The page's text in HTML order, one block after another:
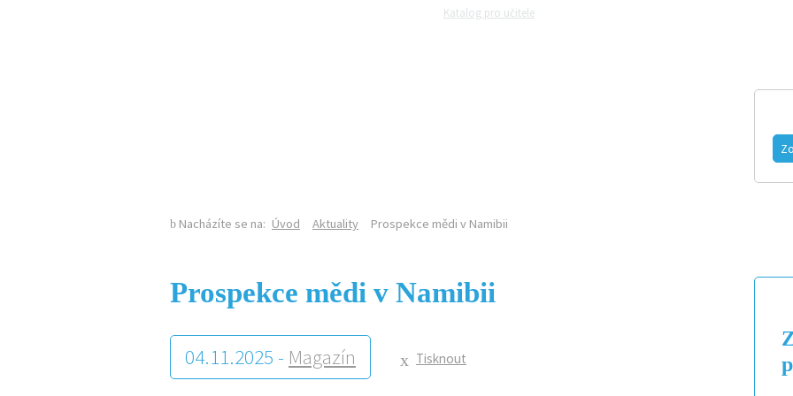
Katalog pro učitele
Nacházíte se na: Úvod Aktuality Prospekce mědi v Namibii
Prospekce mědi v Namibii
04.11.2025 - Magazín Tisknout